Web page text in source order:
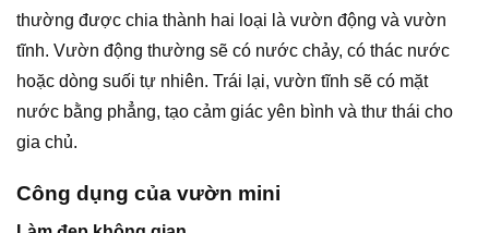
thường được chia thành hai loại là vườn động và vườn
tĩnh. Vườn động thường sẽ có nước chảy, có thác nước
hoặc dòng suối tự nhiên. Trái lại, vườn tĩnh sẽ có mặt
nước bằng phẳng, tạo cảm giác yên bình và thư thái cho
gia chủ.
Công dụng của vườn mini